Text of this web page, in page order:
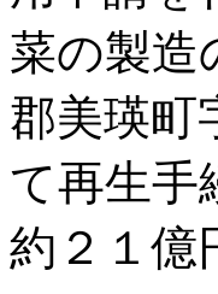
菜の製造
郡美瑛
て再生手
約２１億